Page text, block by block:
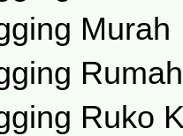
Murah
Rumah
Ruko